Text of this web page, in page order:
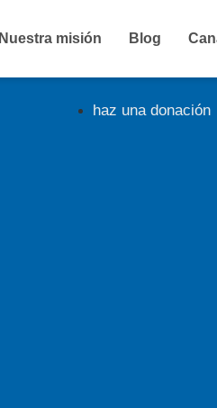
haz una donación
Nuestra misión Blog